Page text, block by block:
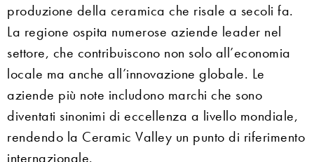
produzione della ceramica che risale a secoli fa.
La regione ospita numerose aziende leader nel
settore, che contribuiscono non solo all’economia
locale ma anche all’innovazione globale. Le
aziende più note includono marchi che sono
diventati sinonimi di eccellenza a livello mondiale,
rendendo la Ceramic Valley un punto di riferimento
internazionale.